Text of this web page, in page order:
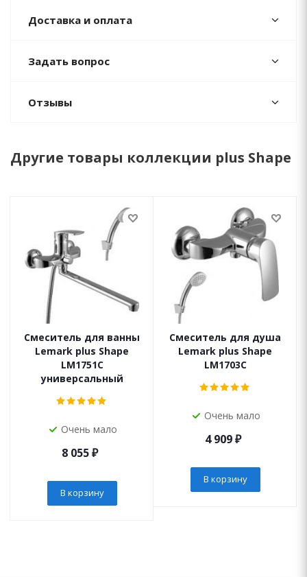
Доставка и оплата
Задать вопрос
Отзывы
Другие товары коллекции plus Shape
Смеситель для ванны
Lemark plus Shape
LM1751C
универсальный
Очень мало
8 055₽
В корзину
Смеситель для душа
Lemark plus Shape
LM1703C
Очень мало
4 909₽
В корзину